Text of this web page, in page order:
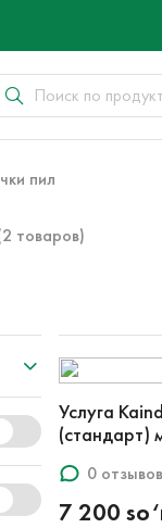
пил
товаров)
Услуга
(стандарт)
0 отзывов
7 200